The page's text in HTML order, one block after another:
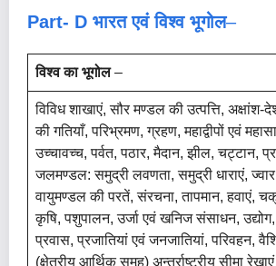
Part- D भारत एवं विश्व भूगोल–
विश्व का भूगोल–
विविध शाखाएं, सौर मण्डल की उत्पत्ति, अक्षांश-
की गतियाँ, परिभ्रमण, ग्रहण, महाद्वीपों एवं
उच्चावच्च, पर्वत, पठार, मैदान, झील, चट्टान,
जलमण्डल: समुद्री लवणता, समुद्री धाराएं,
वायुमण्डल की परतें, संरचना, तापमान, हवाएं,
कृषि, पशुपालन, उर्जा एवं खनिज संसाधन,
प्रवास, प्रजातियां एवं जनजातियां, परिवहन,
(क्षेत्रीय आर्थिक समूह) अन्तर्राष्ट्रीय सीमा